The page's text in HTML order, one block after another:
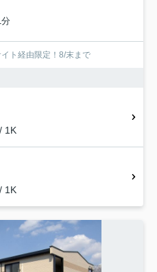
ト経由限定！8/末まで
1K
1K